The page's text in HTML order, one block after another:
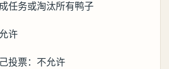
任务或淘汰所有鸭子
许
投票：不允许